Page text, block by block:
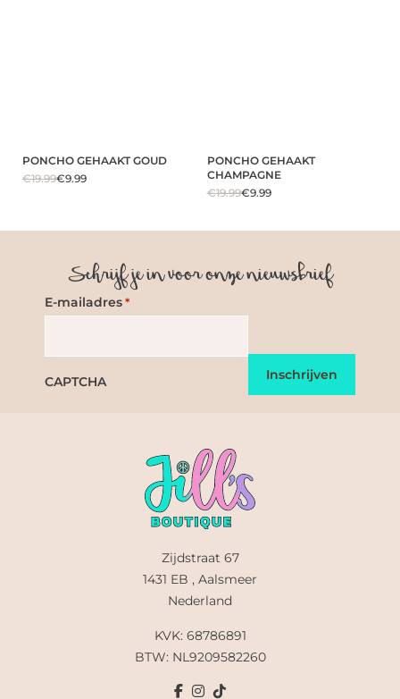
PONCHO GEHAAKT GOUD
€19.99€9.99
PONCHO GEHAAKT
CHAMPAGNE
€19.99€9.99
Schrijf je in voor onze nieuwsbrief
E-mailadres *
CAPTCHA
Zijdstraat 67
1431 EB , Aalsmeer
Nederland
KVK: 68786891
BTW: NL9209582260